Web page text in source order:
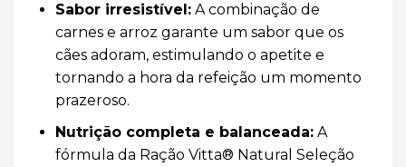
Sabor irresistível:A combinação de
carnes e arroz garante um sabor que os
cães adoram, estimulando o apetite e
tornando a hora da refeição um momento
prazeroso.
Nutrição completa e balanceada:A
fórmula da Ração Vitta® Natural Seleção